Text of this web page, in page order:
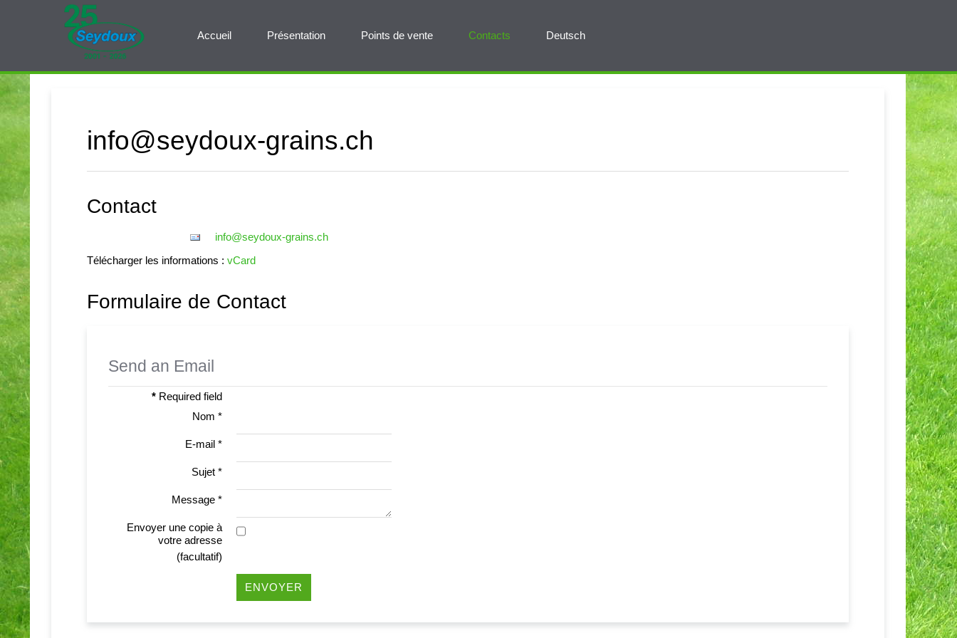
Accueil Présentation Points de vente Contacts Deutsch
info@seydoux-grains.ch
Contact
info@seydoux-grains.ch
Télécharger les informations : vCard
Formulaire de Contact
Send an Email
* Required field
Nom *
E-mail *
Sujet *
Message *
Envoyer une copie à
votre adresse
(facultatif)
ENVOYER